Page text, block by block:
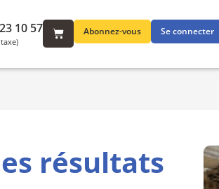
Abonnez-vous Se connecter
10 57
résultats